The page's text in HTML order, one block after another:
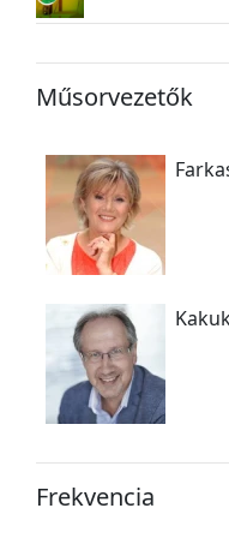
Műsorvezetők
Frekvencia